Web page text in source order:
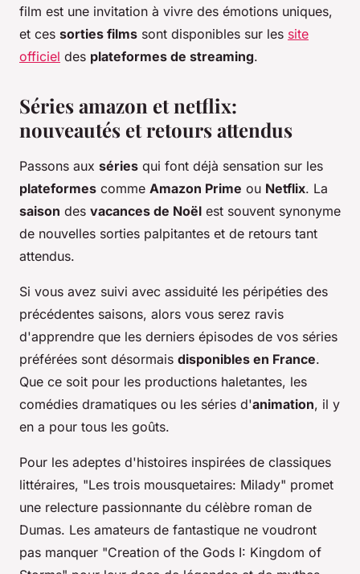
film est une invitation à vivre des émotions uniques,
et ces sorties films sont disponibles sur les site
officiel des plateformes de streaming.
Séries amazon et netflix:
nouveautés et retours attendus
Passons aux séries qui font déjà sensation sur les
plateformes comme Amazon Prime ou Netflix. La
saison des vacances de Noël est souvent synonyme
de nouvelles sorties palpitantes et de retours tant
attendus.
Si vous avez suivi avec assiduité les péripéties des
précédentes saisons, alors vous serez ravis
d'apprendre que les derniers épisodes de vos séries
préférées sont désormais disponibles en France.
Que ce soit pour les productions haletantes, les
comédies dramatiques ou les séries d'animation, il y
en a pour tous les goûts.
Pour les adeptes d'histoires inspirées de classiques
littéraires, "Les trois mousquetaires: Milady" promet
une relecture passionnante du célèbre roman de
Dumas. Les amateurs de fantastique ne voudront
pas manquer "Creation of the Gods I: Kingdom of